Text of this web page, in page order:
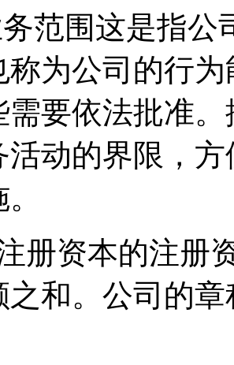
范围这是指
称为公司的行
需要依法批准
活动的界限，
册资本的注册
之和。公司的